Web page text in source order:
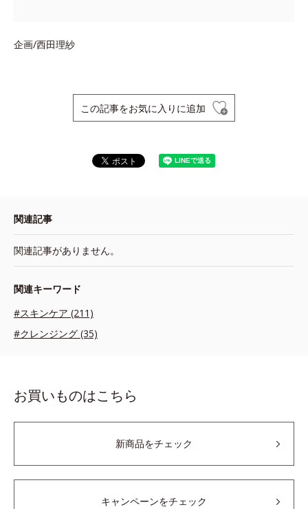
企画/西田理紗
この記事をお気に入りに追加
関連記事
関連記事がありません。
関連キーワード
#スキンケア (211)
#クレンジング (35)
お買いものはこちら
新商品をチェック
キャンペーンをチェック